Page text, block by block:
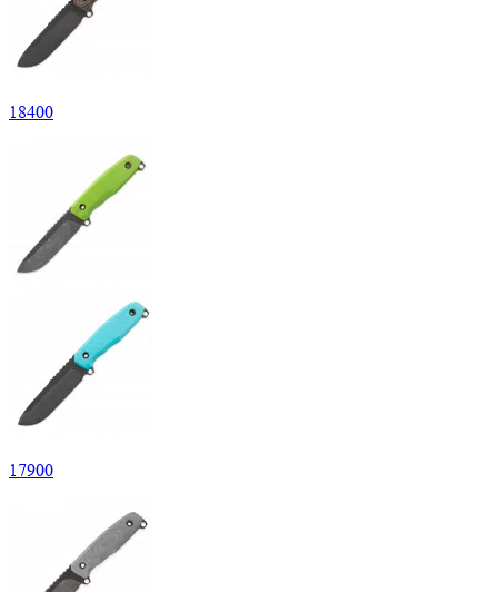
18400
17900